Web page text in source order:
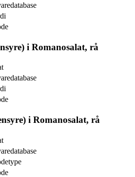
i Romanosalat, rå
i Romanosalat, rå